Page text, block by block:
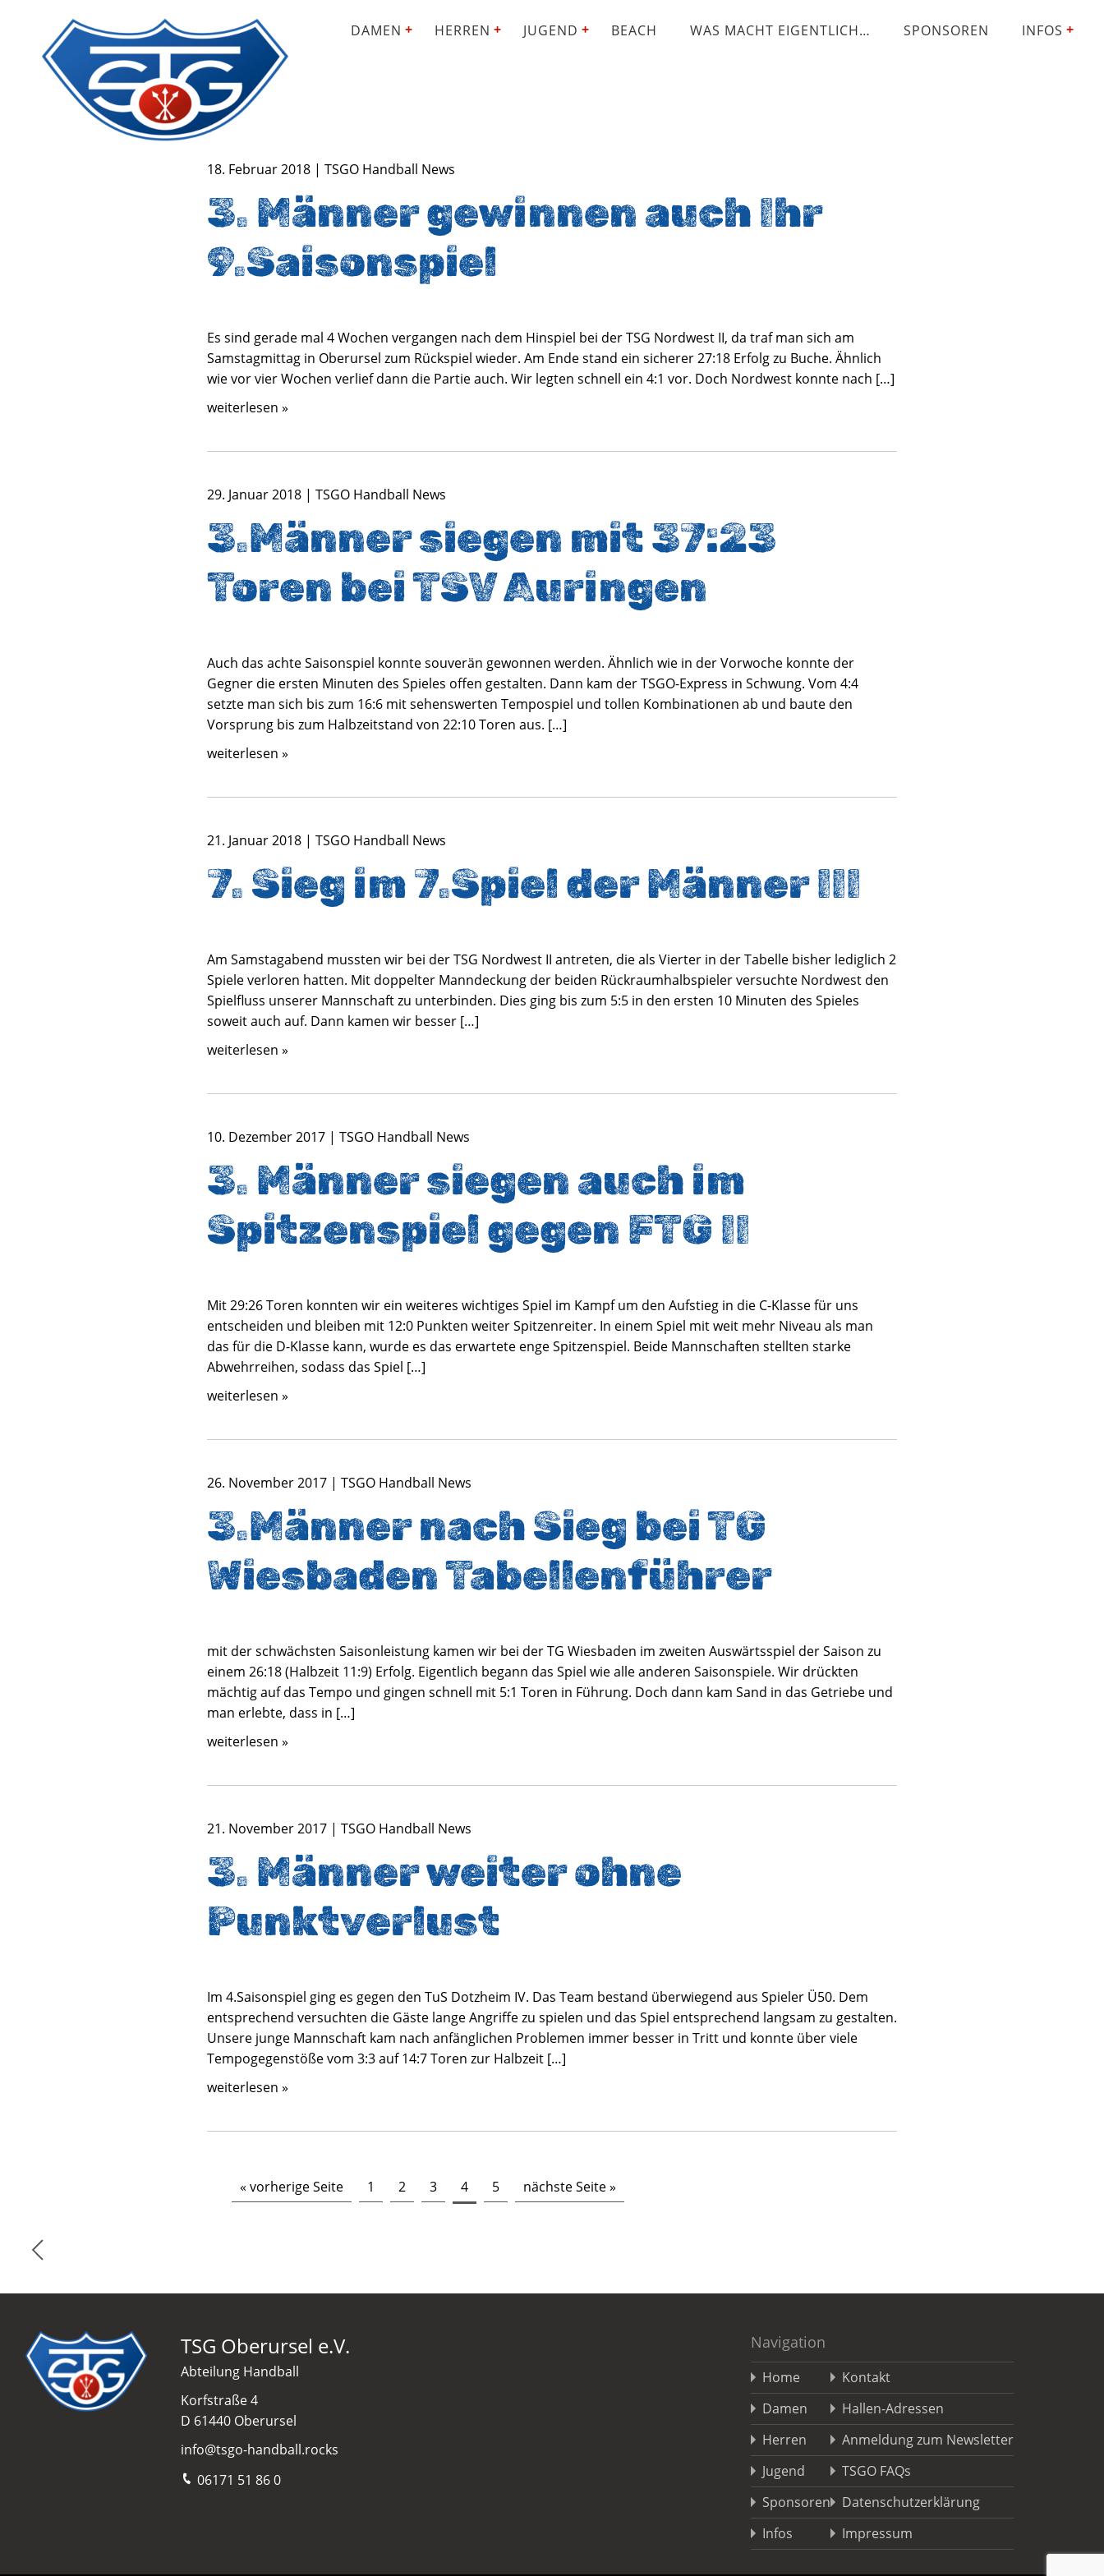
DAMEN HERREN JUGEND BEACH WAS MACHT EIGENTLICH… SPONSOREN INFOS
18. Februar 2018 | TSGO Handball News
3. Männer gewinnen auch Ihr
9.Saisonspiel
Es sind gerade mal 4 Wochen vergangen nach dem Hinspiel bei der TSG Nordwest II, da traf man sich am
Samstagmittag in Oberursel zum Rückspiel wieder. Am Ende stand ein sicherer 27:18 Erfolg zu Buche. Ähnlich
wie vor vier Wochen verlief dann die Partie auch. Wir legten schnell ein 4:1 vor. Doch Nordwest konnte nach […]
weiterlesen »
29. Januar 2018 | TSGO Handball News
3.Männer siegen mit 37:23
Toren bei TSV Auringen
Auch das achte Saisonspiel konnte souverän gewonnen werden. Ähnlich wie in der Vorwoche konnte der
Gegner die ersten Minuten des Spieles offen gestalten. Dann kam der TSGO-Express in Schwung. Vom 4:4
setzte man sich bis zum 16:6 mit sehenswerten Tempospiel und tollen Kombinationen ab und baute den
Vorsprung bis zum Halbzeitstand von 22:10 Toren aus. […]
weiterlesen »
21. Januar 2018 | TSGO Handball News
7. Sieg im 7.Spiel der Männer III
Am Samstagabend mussten wir bei der TSG Nordwest II antreten, die als Vierter in der Tabelle bisher lediglich 2
Spiele verloren hatten. Mit doppelter Manndeckung der beiden Rückraumhalbspieler versuchte Nordwest den
Spielfluss unserer Mannschaft zu unterbinden. Dies ging bis zum 5:5 in den ersten 10 Minuten des Spieles
soweit auch auf. Dann kamen wir besser […]
weiterlesen »
10. Dezember 2017 | TSGO Handball News
3. Männer siegen auch im
Spitzenspiel gegen FTG II
Mit 29:26 Toren konnten wir ein weiteres wichtiges Spiel im Kampf um den Aufstieg in die C-Klasse für uns
entscheiden und bleiben mit 12:0 Punkten weiter Spitzenreiter. In einem Spiel mit weit mehr Niveau als man
das für die D-Klasse kann, wurde es das erwartete enge Spitzenspiel. Beide Mannschaften stellten starke
Abwehrreihen, sodass das Spiel […]
weiterlesen »
26. November 2017 | TSGO Handball News
3.Männer nach Sieg bei TG
Wiesbaden Tabellenführer
mit der schwächsten Saisonleistung kamen wir bei der TG Wiesbaden im zweiten Auswärtsspiel der Saison zu
einem 26:18 (Halbzeit 11:9) Erfolg. Eigentlich begann das Spiel wie alle anderen Saisonspiele. Wir drückten
mächtig auf das Tempo und gingen schnell mit 5:1 Toren in Führung. Doch dann kam Sand in das Getriebe und
man erlebte, dass in […]
weiterlesen »
21. November 2017 | TSGO Handball News
3. Männer weiter ohne
Punktverlust
Im 4.Saisonspiel ging es gegen den TuS Dotzheim IV. Das Team bestand überwiegend aus Spieler Ü50. Dem
entsprechend versuchten die Gäste lange Angriffe zu spielen und das Spiel entsprechend langsam zu gestalten.
Unsere junge Mannschaft kam nach anfänglichen Problemen immer besser in Tritt und konnte über viele
Tempogegenstöße vom 3:3 auf 14:7 Toren zur Halbzeit […]
weiterlesen »
« vorherige Seite 1 2 3 4 5 nächste Seite »
TSG Oberursel e.V.
Abteilung Handball
Korfstraße 4
D 61440 Oberursel
info@tsgo-handball.rocks
06171 51 86 0
Navigation
Home
Damen
Herren
Jugend
Sponsoren
Infos
Kontakt
Hallen-Adressen
Anmeldung zum Newsletter
TSGO FAQs
Datenschutzerklärung
Impressum